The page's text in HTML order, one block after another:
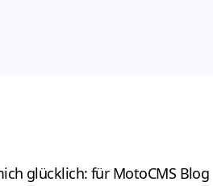
glücklich: für MotoCMS Blog